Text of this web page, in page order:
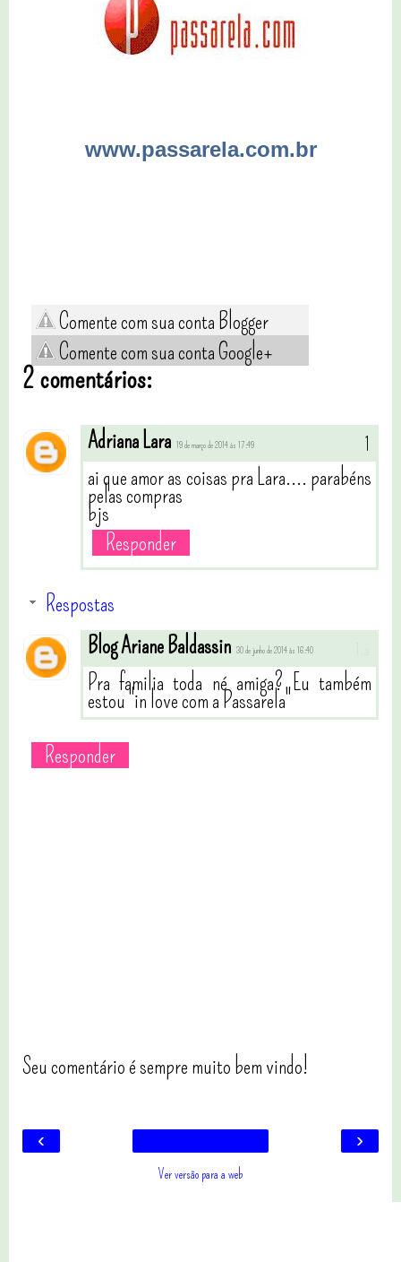
www.passarela.com.br
Comente com sua conta Blogger
Comente com sua conta Google+
2 comentários:
Adriana Lara 19 de março de 2014 às 17:49
ai que amor as coisas pra Lara.... parabéns
pelas compras
bjs
Responder
Respostas
Blog Ariane Baldassin 30 de junho de 2014 às 16:40
Pra familia toda né amiga? Eu também
estou "in love com a Passarela"
Responder
Seu comentário é sempre muito bem vindo!
‹ ›
Ver versão para a web